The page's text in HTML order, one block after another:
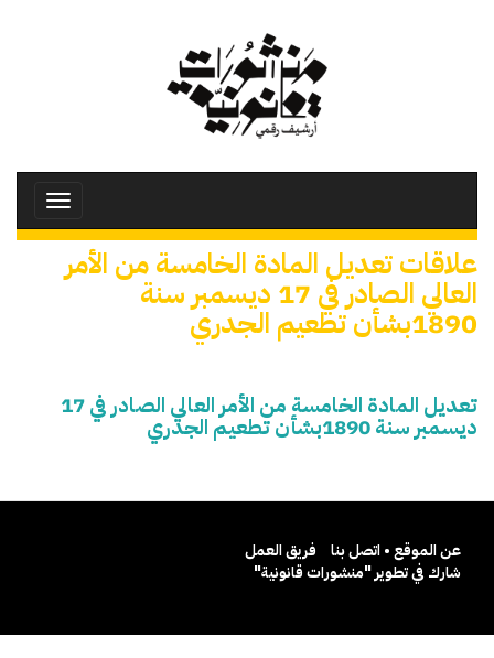
Toggle
علاقات تعديل المادة الخامسة من الأمر
العالي الصادر في 17 ديسمبر سنة
1890بشأن تطعيم الجدري
تعديل المادة الخامسة من الأمر العالي الصادر في 17
ديسمبر سنة 1890بشأن تطعيم الجدري
عن الموقع • اتصل بنا
فريق العمل
شارك في تطوير "منشورات قانونية"